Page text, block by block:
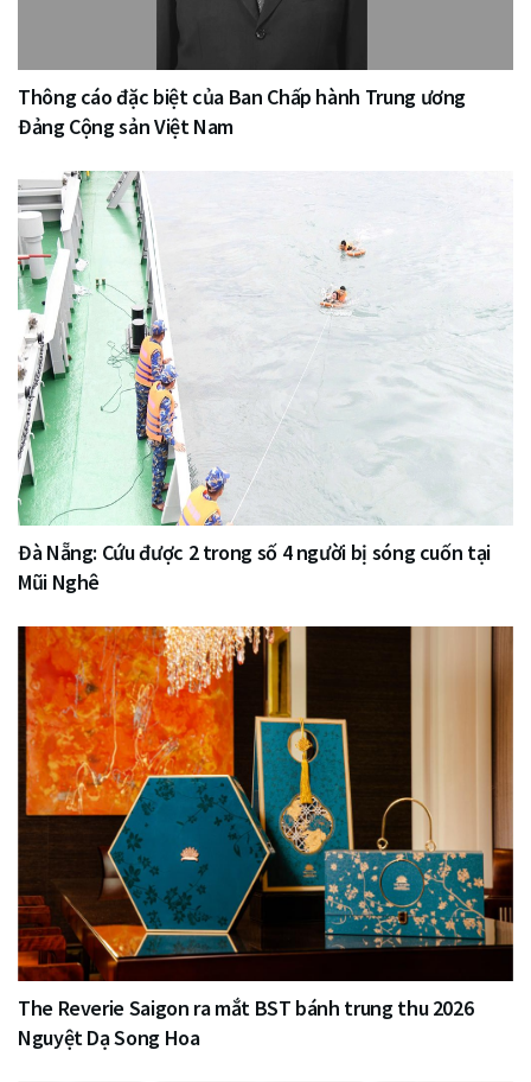
Thông cáo đặc biệt của Ban Chấp hành Trung ương
Đảng Cộng sản Việt Nam
Đà Nẵng: Cứu được 2 trong số 4 người bị sóng cuốn tại
Mũi Nghê
The Reverie Saigon ra mắt BST bánh trung thu 2026
Nguyệt Dạ Song Hoa